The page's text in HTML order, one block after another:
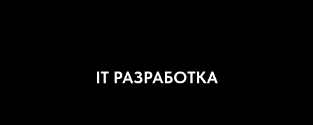
IT РАЗРАБОТКА